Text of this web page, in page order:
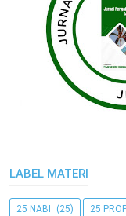
LABEL MATERI
25 NABI (25) 25